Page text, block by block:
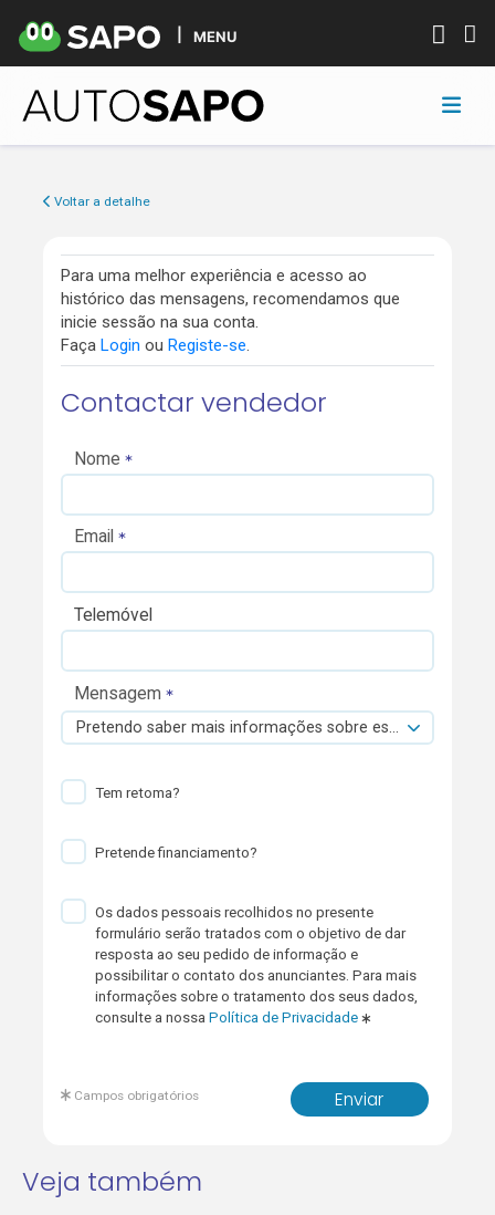
MENU
Voltar a detalhe
Para uma melhor experiência e acesso ao
histórico das mensagens, recomendamos que
inicie sessão na sua conta.
Faça Login ou Registe-se.
Contactar vendedor
Nome
Email
Telemóvel
Mensagem
Pretendo saber mais informações sobre esta viatura.
Tem retoma?
Pretende financiamento?
Os dados pessoais recolhidos no presente
formulário serão tratados com o objetivo de dar
resposta ao seu pedido de informação e
possibilitar o contato dos anunciantes. Para mais
informações sobre o tratamento dos seus dados,
consulte a nossaPolítica de Privacidade
Enviar
Campos obrigatórios
Veja também